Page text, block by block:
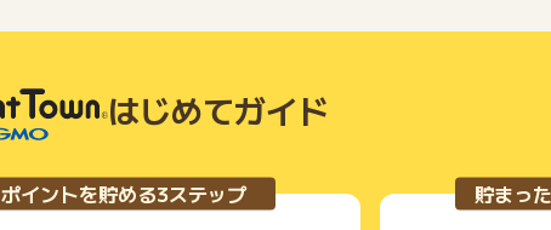
はじめてガイド
ポイントを貯める3ステップ
貯まっ